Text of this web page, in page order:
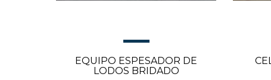
EQUIPO ESPESADOR DE
LODOS BRIDADO